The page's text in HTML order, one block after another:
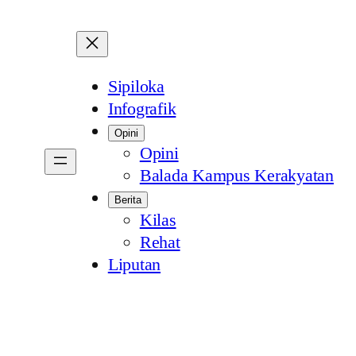
Sipiloka
Infografik
Opini
Opini
Balada Kampus Kerakyatan
Berita
Kilas
Rehat
Liputan